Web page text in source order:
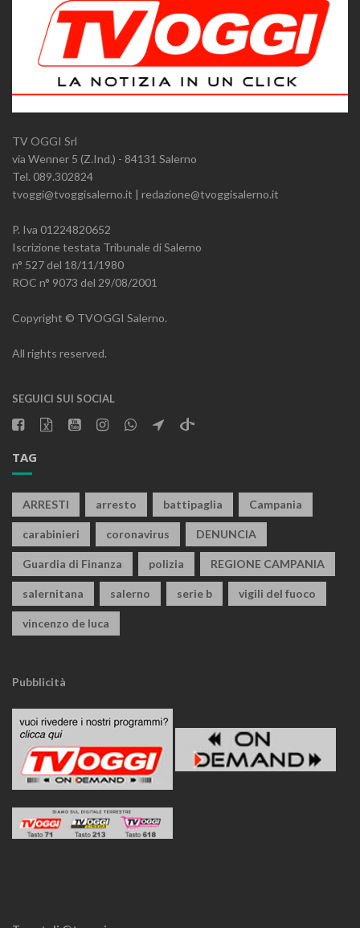
TV OGGI Srl
via Wenner 5 (Z.Ind.) - 84131 Salerno
Tel. 089.302824
tvoggi@tvoggisalerno.it | redazione@tvoggisalerno.it
P. Iva 01224820652
Iscrizione testata Tribunale di Salerno
n° 527 del 18/11/1980
ROC n° 9073 del 29/08/2001
Copyright © TVOGGI Salerno.
All rights reserved.
SEGUICI SUI SOCIAL
TAG
ARRESTI arresto battipaglia Campania
carabinieri coronavirus DENUNCIA
Guardia di Finanza polizia REGIONE CAMPANIA
salernitana salerno serie b vigili del fuoco
vincenzo de luca
Pubblicità